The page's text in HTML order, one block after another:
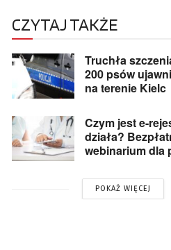
CZYTAJ TAKŻE
Truchła
200 psów
na terenie Kielc
Czym jest e-
działa?
webinarium dla
POKAŻ WIĘCEJ